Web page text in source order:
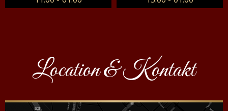
Location & Kontakt